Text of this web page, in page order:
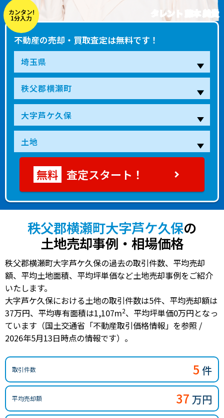
タレント 藤本 美貴
カンタン!
1分入力
不動産の売却・買取査定は無料です！
査定スタート！
秩父郡横瀬町大字芦ケ久保の
土地売却事例・相場価格
秩父郡横瀬町大字芦ケ久保の過去の取引件数、平均売却
額、平均土地面積、平均坪単価など土地売却事例をご紹介
いたします。
大字芦ケ久保における土地の取引件数は5件、 平均売却額は
37万円、 平均専有面積は1,107m2、 平均坪単価0万円となっ
ています（国土交通省「不動産取引価格情報」を参照 /
2026年5月13日時点の情報です）。
取引件数 5 件
平均売却額 37 万円